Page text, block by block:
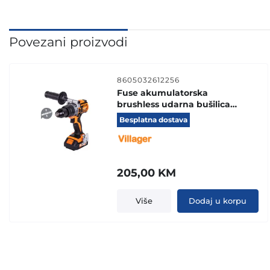
Povezani proizvodi
8605032612256
Fuse akumulatorska
brushless udarna bušilica
VLP 5120
Besplatna dostava
205,00 KM
Više Dodaj u korpu